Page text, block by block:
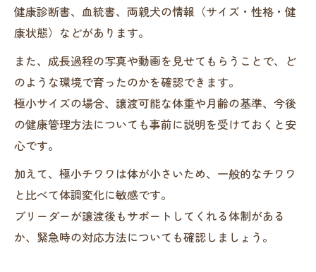
健康診断書、血統書、両親犬の情報（サイズ・性格・健
康状態）などがあります。
また、成長過程の写真や動画を見せてもらうことで、ど
のような環境で育ったのかを確認できます。
極小サイズの場合、譲渡可能な体重や月齢の基準、今後
の健康管理方法についても事前に説明を受けておくと安
心です。
加えて、極小チワワは体が小さいため、一般的なチワワ
と比べて体調変化に敏感です。
ブリーダーが譲渡後もサポートしてくれる体制がある
か、緊急時の対応方法についても確認しましょう。